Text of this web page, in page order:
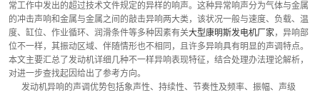
常工作中发出的超过技术文件规定的异样的响声。这种异常响声分为气体与金属
的冲击声响和金属与金属之间的敲击异响两大类，该状况一般与速度、负载、温
度、缸位、作业循环、润滑条件等多种因素有关大型康明斯发电机厂家，异响部
位不一样，其振动区域、伴随情形也不相同，且许多异响具有明显的声调特点。
本文主要汇总了发动机详细几种不一样异响表现特征，结合处理办法理论解析，
对进一步查找起因给出了参考方向。
发动机异响的声调优势包括象声性、持续性、节奏性及频率、振幅、声级